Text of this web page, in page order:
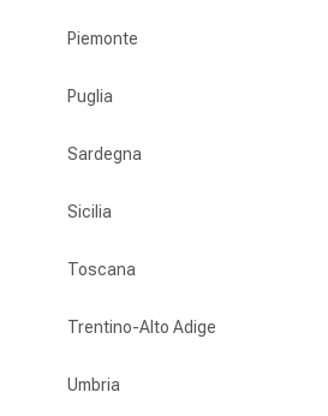
Piemonte
Puglia
Sardegna
Sicilia
Toscana
Trentino-Alto Adige
Umbria